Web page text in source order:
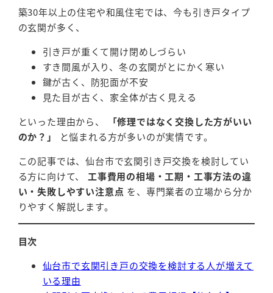
築30年以上の住宅や和風住宅では、今も引き戸タイプ
の玄関が多く、
引き戸が重くて開け閉めしづらい
すき間風が入り、冬の玄関がとにかく寒い
鍵が古く、防犯面が不安
見た目が古く、家全体が古く見える
といった理由から、
「修理ではなく交換した方がいい
のか？」
と悩まれる方が多いのが実情です。
この記事では、仙台市で玄関引き戸交換を検討してい
る方に向けて、 工事費用の相場・工期・工事方法の違
い・失敗しやすい注意点 を、専門業者の立場から分か
りやすく解説します。
目次
仙台市で玄関引き戸の交換を検討する人が増えて
いる理由